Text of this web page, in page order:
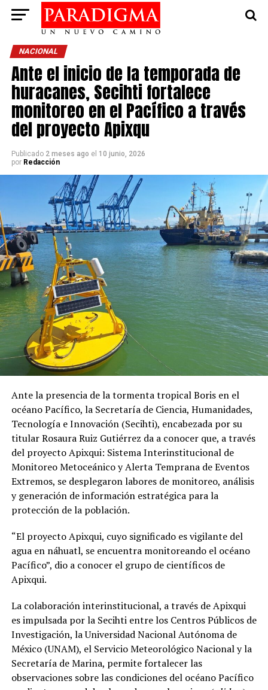
NACIONAL
Ante el inicio de la temporada de
huracanes, Secihti fortalece
monitoreo en el Pacífico a través
del proyecto Apixqu
Publicado 2 meses ago el 10 junio, 2026
por Redacción
Ante la presencia de la tormenta tropical Boris en el
océano Pacífico, la Secretaría de Ciencia, Humanidades,
Tecnología e Innovación (Secihti), encabezada por su
titular Rosaura Ruiz Gutiérrez da a conocer que, a través
del proyecto Apixqui: Sistema Interinstitucional de
Monitoreo Metoceánico y Alerta Temprana de Eventos
Extremos, se desplegaron labores de monitoreo, análisis
y generación de información estratégica para la
protección de la población.
“El proyecto Apixqui, cuyo significado es vigilante del
agua en náhuatl, se encuentra monitoreando el océano
Pacífico”, dio a conocer el grupo de científicos de
Apixqui.
La colaboración interinstitucional, a través de Apixqui
es impulsada por la Secihti entre los Centros Públicos de
Investigación, la Universidad Nacional Autónoma de
México (UNAM), el Servicio Meteorológico Nacional y la
Secretaría de Marina, permite fortalecer las
observaciones sobre las condiciones del océano Pacífico